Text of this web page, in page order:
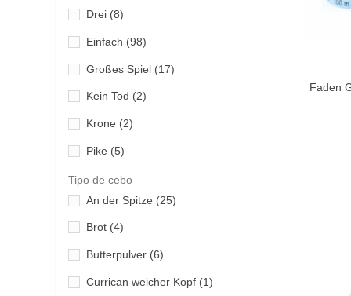
Duel Yo Zuri (15)
Duo (8)
Evia (11)
Finnor
Aussteller
knallen
Kombi für Kinder
Krake(3)
Köderwurf(18)
lange Linie
langsames jiggen
leichtes Jigging
Mikro-Jigging (30)
Drei (8)
Einfach (98)
Großes Spiel (17)
Kein Tod (2)
Krone (2)
Pike (5)
Plump(2)
Ring(70)
Unterstützung
Tipo de cebo
An der Spitze (25)
Brot (4)
Butterpulver (6)
Currican weicher Kopf (1)
Faden